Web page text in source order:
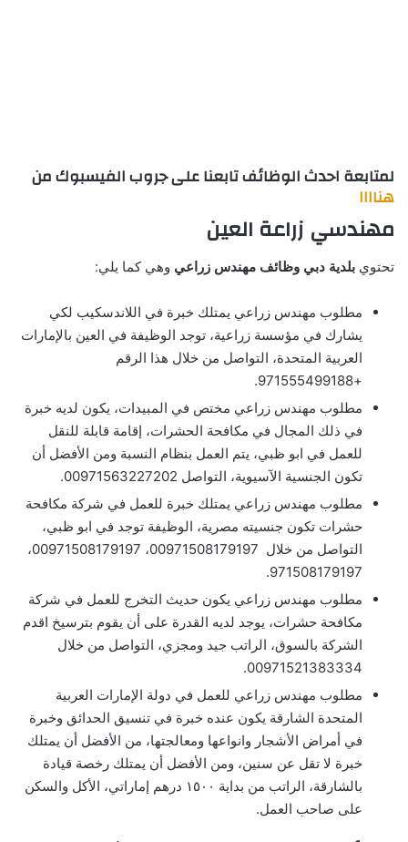
لمتابعة احدث الوظائف تابعنا على جروب الفيسبوك من
هناااا
مهندسي زراعة العين
تحتوي بلدية دبي وظائف مهندس زراعي وهي كما يلي:
مطلوب مهندس زراعي يمتلك خبرة في اللاندسكيب لكي
يشارك في مؤسسة زراعية، توجد الوظيفة في العين بالإمارات
العربية المتحدة، التواصل من خلال هذا الرقم
+971555499188.
مطلوب مهندس زراعي مختص في المبيدات، يكون لديه خبرة
في ذلك المجال في مكافحة الحشرات، إقامة قابلة للنقل
للعمل في ابو ظبي، يتم العمل بنظام النسبة ومن الأفضل أن
تكون الجنسية الآسيوية، التواصل 00971563227202.
مطلوب مهندس زراعي يمتلك خبرة للعمل في شركة مكافحة
حشرات تكون جنسيته مصرية، الوظيفة توجد في ابو ظبي،
التواصل من خلال 00971508179197، 00971508179197،
971508179197.
مطلوب مهندس زراعي يكون حديث التخرج للعمل في شركة
مكافحة حشرات، يوجد لديه القدرة على أن يقوم بترسيخ اقدم
الشركة بالسوق، الراتب جيد ومجزي، التواصل من خلال
00971521383334.
مطلوب مهندس زراعي للعمل في دولة الإمارات العربية
المتحدة الشارقة يكون عنده خبرة في تنسيق الحدائق وخبرة
في أمراض الأشجار وانواعها ومعالجتها، من الأفضل أن يمتلك
خبرة لا تقل عن سنين، ومن الأفضل أن يمتلك رخصة قيادة
بالشارقة، الراتب من بداية ١٥٠٠ درهم إماراتي، الأكل والسكن
على صاحب العمل.